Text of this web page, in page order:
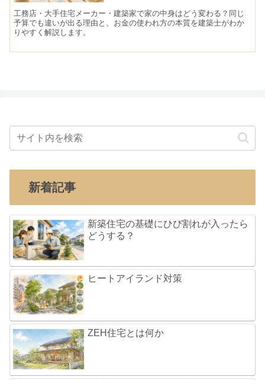
工務店・大手住宅メーカー・建築家で家の中身はどう変わる？同じ
予算でも違いが出る理由と、お金の使われ方の本質を建築士がわか
りやすく解説します。
新着記事
新築住宅の基礎にひび割れが入ったら
どうする？
ヒートアイランド対策
ZEH住宅とは何か